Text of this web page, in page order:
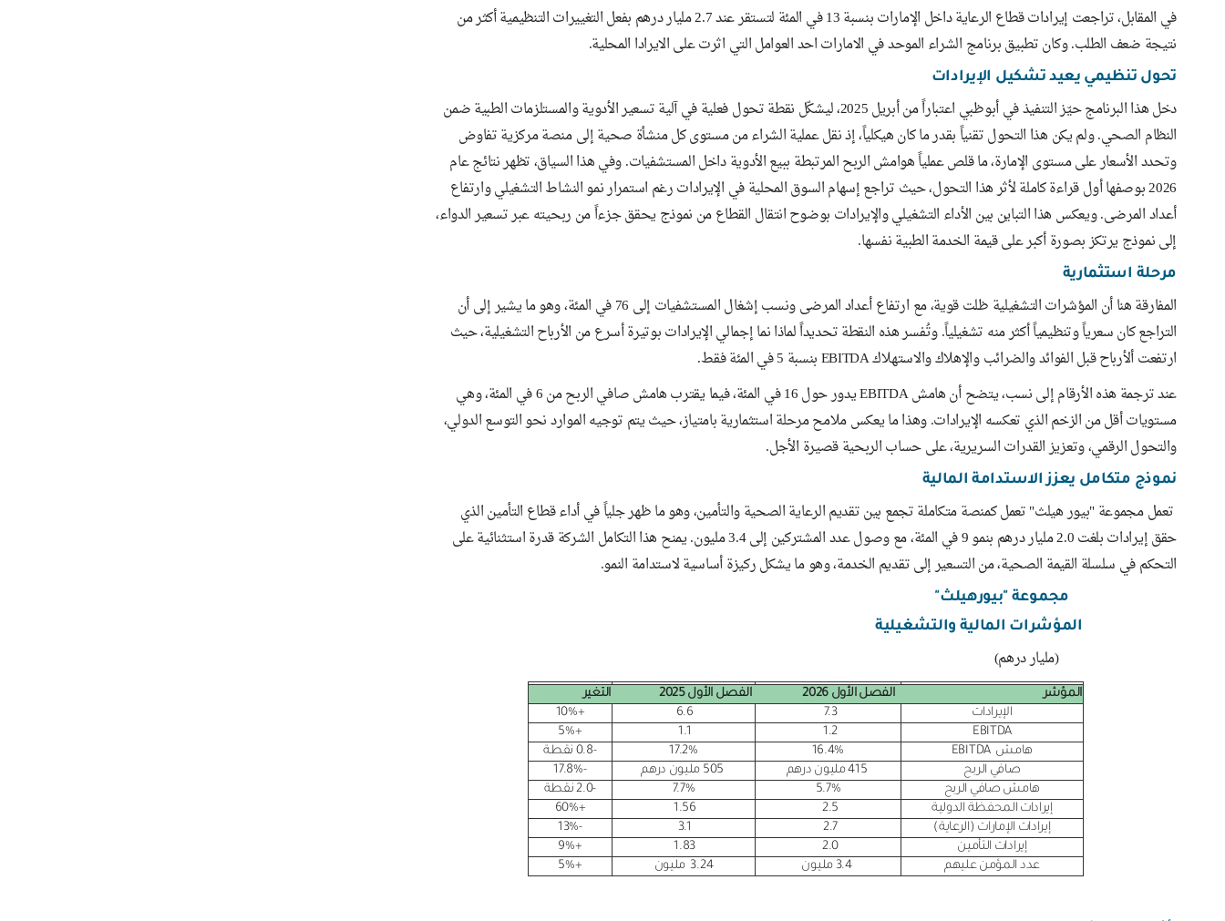
في المقابل، تراجعت إيرادات قطاع الرعاية داخل الإمارات بنسبة 13 في المئة لتستقر عند 2.7 مليار درهم بفعل التغييرات التنظيمية أكثر من
نتيجة ضعف الطلب. وكان تطبيق برنامج الشراء الموحد في الامارات احد العوامل التي اثرت على الايرادا المحلية.
تحول تنظيمي يعيد تشكيل الإيرادات
دخل هذا البرنامج حيّز التنفيذ في أبوظبي اعتباراً من أبريل 2025، ليشكّل نقطة تحول فعلية في آلية تسعير الأدوية والمستلزمات الطبية ضمن
النظام الصحي. ولم يكن هذا التحول تقنياً بقدر ما كان هيكلياً، إذ نقل عملية الشراء من مستوى كل منشأة صحية إلى منصة مركزية تفاوض
وتحدد الأسعار على مستوى الإمارة، ما قلص عملياً هوامش الربح المرتبطة ببيع الأدوية داخل المستشفيات. وفي هذا السياق، تظهر نتائج عام
2026 بوصفها أول قراءة كاملة لأثر هذا التحول، حيث تراجع إسهام السوق المحلية في الإيرادات رغم استمرار نمو النشاط التشغيلي وارتفاع
أعداد المرضى. ويعكس هذا التباين بين الأداء التشغيلي والإيرادات بوضوح انتقال القطاع من نموذج يحقق جزءاً من ربحيته عبر تسعير الدواء،
إلى نموذج يرتكز بصورة أكبر على قيمة الخدمة الطبية نفسها.
مرحلة استثمارية
المفارقة هنا أن المؤشرات التشغيلية ظلت قوية، مع ارتفاع أعداد المرضى ونسب إشغال المستشفيات إلى 76 في المئة، وهو ما يشير إلى أن
التراجع كان سعرياً وتنظيمياً أكثر منه تشغيلياً. وتُفسر هذه النقطة تحديداً لماذا نما إجمالي الإيرادات بوتيرة أسرع من الأرباح التشغيلية، حيث
ارتفعت ألأرباح قبل الفوائد والضرائب والإهلاك والاستهلاك EBITDA بنسبة 5 في المئة فقط.
عند ترجمة هذه الأرقام إلى نسب، يتضح أن هامش EBITDA يدور حول 16 في المئة، فيما يقترب هامش صافي الربح من 6 في المئة، وهي
مستويات أقل من الزخم الذي تعكسه الإيرادات. وهذا ما يعكس ملامح مرحلة استثمارية بامتياز، حيث يتم توجيه الموارد نحو التوسع الدولي،
والتحول الرقمي، وتعزيز القدرات السريرية، على حساب الربحية قصيرة الأجل.
نموذج متكامل يعزز الاستدامة المالية
تعمل مجموعة "بيور هيلث" تعمل كمنصة متكاملة تجمع بين تقديم الرعاية الصحية والتأمين، وهو ما ظهر جلياً في أداء قطاع التأمين الذي
حقق إيرادات بلغت 2.0 مليار درهم بنمو 9 في المئة، مع وصول عدد المشتركين إلى 3.4 مليون. يمنح هذا التكامل الشركة قدرة استثنائية على
التحكم في سلسلة القيمة الصحية، من التسعير إلى تقديم الخدمة، وهو ما يشكل ركيزة أساسية لاستدامة النمو.
مجموعة "بيورهيلث"
المؤشرات المالية والتشغيلية
(مليار درهم)
المؤشر الفصل الأول 2026 الفصل الأول 2025
التغير
الإيرادات
7.3
+10%
EBITDA
1.2
+5%
هامش EBITDA
16.4%
17.2%
-0.8 نقطة
صافي الربح
-17.8%
هامش صافي الربح
5.7%
7.7%
-2.0 نقطة
إيرادات المحفظة الدولية
2.5
+60%
إيرادات الإمارات (الرعاية)
2.7
-13%
إيرادات التأمين
2.0
+9%
عدد المؤمن عليهم
3.4 مليون 3.24 مليون +5%